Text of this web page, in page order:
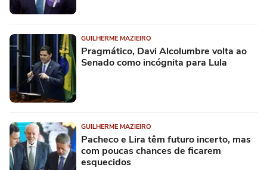
GUILHERME MAZIEIRO
Pragmático, Davi Alcolumbre volta ao
Senado como incógnita para Lula
GUILHERME MAZIEIRO
Pacheco e Lira têm futuro incerto, mas
com poucas chances de ficarem
esquecidos